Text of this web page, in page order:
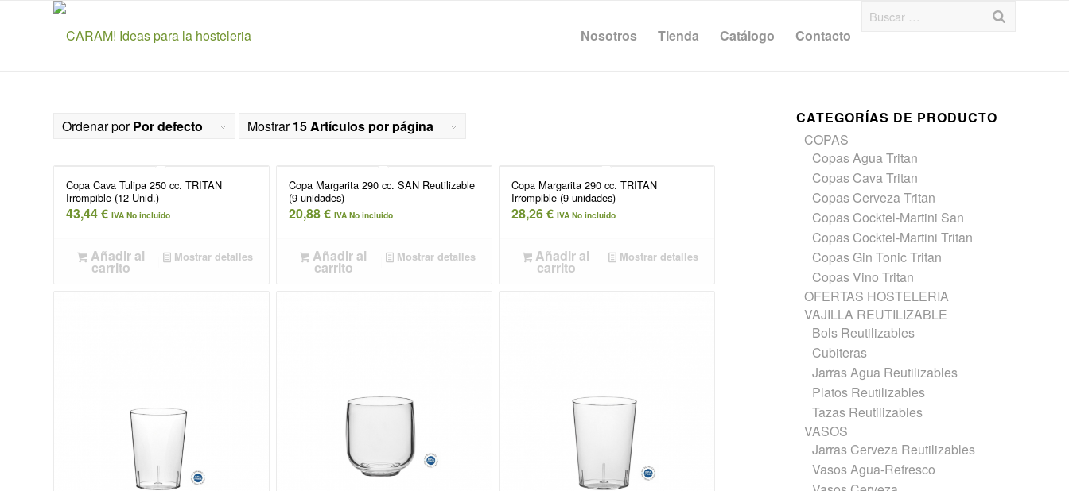
Nosotros Tienda Catálogo Contacto
Ordenar porPor defecto Mostrar15 Artículos por página
Copa Cava Tulipa 250 cc. TRITAN
Irrompible (12 Unid.)
43,44€ IVA No incluido
Añadir al
carrito
Mostrar detalles
Copa Margarita 290 cc. SAN Reutilizable
(9 unidades)
20,88€ IVA No incluido
Añadir al
carrito
Mostrar detalles
Copa Margarita 290 cc. TRITAN
Irrompible (9 unidades)
28,26€ IVA No incluido
Añadir al
carrito
Mostrar detalles
CATEGORÍAS DE PRODUCTO
COPAS
Copas Agua Tritan
Copas Cava Tritan
Copas Cerveza Tritan
Copas Cocktel-Martini San
Copas Cocktel-Martini Tritan
Copas Gin Tonic Tritan
Copas Vino Tritan
OFERTAS HOSTELERIA
VAJILLA REUTILIZABLE
Bols Reutilizables
Cubiteras
Jarras Agua Reutilizables
Platos Reutilizables
Tazas Reutilizables
VASOS
Jarras Cerveza Reutilizables
Vasos Agua-Refresco